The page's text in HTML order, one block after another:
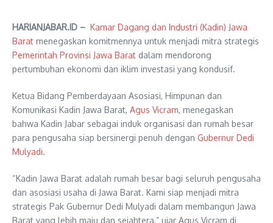
HARIANJABAR.ID – Kamar Dagang dan Industri (Kadin) Jawa
Barat menegaskan komitmennya untuk menjadi mitra strategis
Pemerintah Provinsi Jawa Barat dalam mendorong
pertumbuhan ekonomi dan iklim investasi yang kondusif.
Ketua Bidang Pemberdayaan Asosiasi, Himpunan dan
Komunikasi Kadin Jawa Barat, Agus Vicram, menegaskan
bahwa Kadin Jabar sebagai induk organisasi dan rumah besar
para pengusaha siap bersinergi penuh dengan Gubernur Dedi
Mulyadi.
“Kadin Jawa Barat adalah rumah besar bagi seluruh pengusaha
dan asosiasi usaha di Jawa Barat. Kami siap menjadi mitra
strategis Pak Gubernur Dedi Mulyadi dalam membangun Jawa
Barat yang lebih maju dan sejahtera,” ujar Agus Vicram di